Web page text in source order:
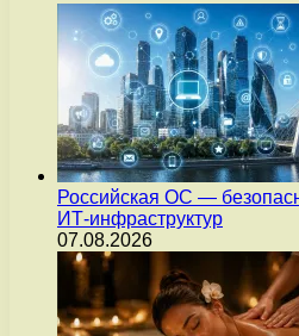
Российская ОС —
ИТ-инфраструктур
07.08.2026